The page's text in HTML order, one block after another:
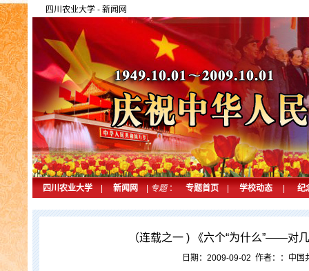
四川农业大学 - 新闻网
四川农业大学 新闻网 专题： 专题首页 学校动态 纪
（连载之一 ) 《六个“为什么”——对
日期：2009-09-02 作者：：中国